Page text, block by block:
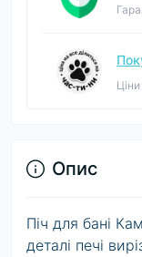
Опис
Піч для бані
деталі печі